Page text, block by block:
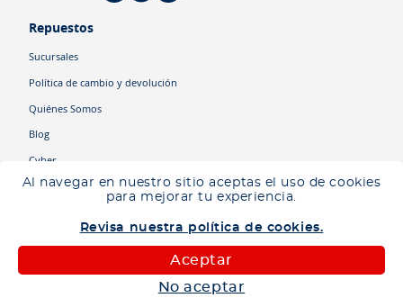
Al navegar en nuestro sitio aceptas el uso de cookies
para mejorar tu experiencia.
Revisa nuestra política de cookies.
Aceptar
No aceptar
Repuestos
Sucursales
Política de cambio y devolución
Quiénes Somos
Blog
Cyber
Autos